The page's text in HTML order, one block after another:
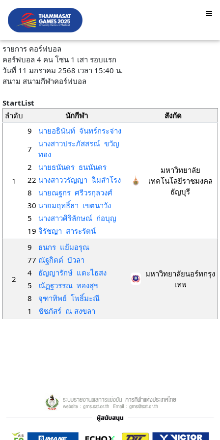
รายการ คอร์ฟบอล
คอร์ฟบอล 4 คน โซน 1 เสา รอบแรก
วันที่ 11 มกราคม 2568 เวลา 15:40 น.
สนาม สนามกีฬาคอร์ฟบอล
StartList
ลำดับ
นักกีฬา สังกัด
1
9
นายอธินันท์ จันทร์กระจ่าง
7
นางสาวประภัสสรณ์ ขวัญ
ทอง
2
นายธนันดร ธนนันดร
22 นางสาววรัญญา ฉิมสำโรง
8
นายณฐกร ศรีวรกุลวงศ์
30 นายมฤทธิ์ธา เขตนาวัง
5
นางสาวศิริลักษณ์ ก่อบุญ
19 จิรัชญา สาระรัตน์
มหาวิทยาลัย
เทคโนโลยีราชมงคล
ธัญบุรี
2
9
ธนกร แย้มอรุณ
77 ณัฐกิตต์ บัวลา
4
ธัญญารักษ์ แตะไธสง
5
ณัฏฐวรรณ ทองสุข
8
จุฑาทิพย์ โพธิ์มะณี
1
ชัชภัสร์ ณ สงขลา
มหาวิทยาลัยนอร์ทกรุง
เทพ